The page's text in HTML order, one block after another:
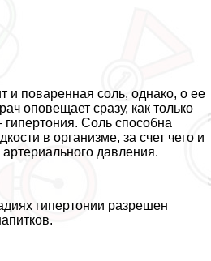
и поваренная соль, однако, о ее
оповещает сразу, как только
Соль способна
в организме, за счет чего и
давления.
гипертонии разрешен